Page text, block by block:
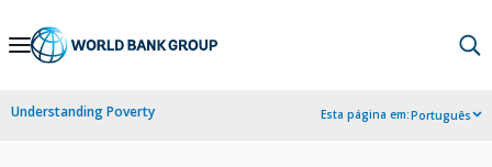
Skip
Navigation
Understanding Poverty Esta página em:Português